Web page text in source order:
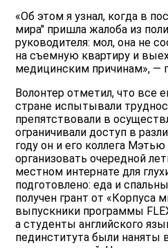
«Об этом я узнал, когда в
мира" пришла жалоба из
руководителя: мол, она не
на съемную квартиру и
медицинским причинам», —
Волонтер отметил, что все
стране испытывали
препятствовали в
ограничивали доступ в
году он и его коллега
организовать очередной
местном интернате для
подготовлено: еда и
получен грант от «Корпуса
выпускники программы
а студенты английского
пединститута были наняты